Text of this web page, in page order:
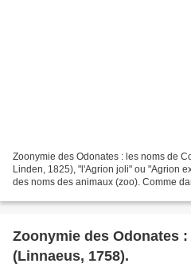
Zoonymie des Odonates : les noms de
Linden, 1825), "l'Agrion joli" ou "Agrion
des noms des animaux (zoo). Comme
Zoonymie des Odonates
(Linnaeus, 1758).